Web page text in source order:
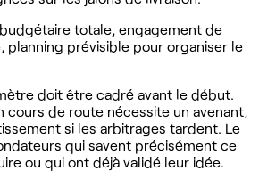
totale, engagement de
planning prévisible pour organiser le
doit être cadré avant le début.
cours de route nécessite un avenant,
si les arbitrages tardent. Le
qui savent précisément ce
ou qui ont déjà validé leur idée.